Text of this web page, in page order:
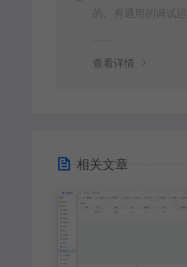
的。有通用的调试
查看详情
相关文章